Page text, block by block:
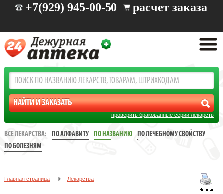
+7(929) 945-00-50 расчет заказа
проверить бракованные серии лекарств
ВСЕ ЛЕКАРСТВА: ПО АЛФАВИТУ ПО НАЗВАНИЮ
ПО ЛЕЧЕБНОМУ СВОЙСТВУ
ПО БОЛЕЗНЯМ
Главная страница Лекарства